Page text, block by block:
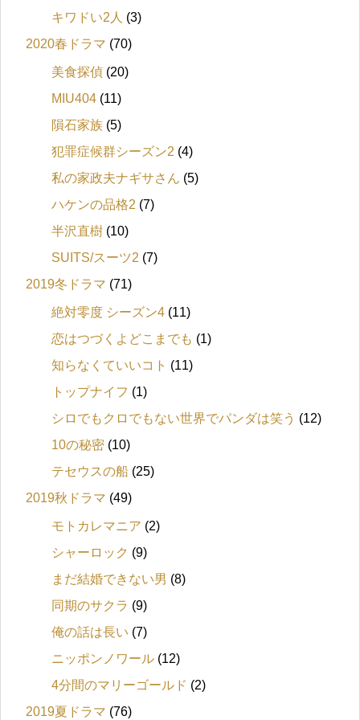
キワドい2人 (3)
2020春ドラマ (70)
美食探偵 (20)
MIU404 (11)
隕石家族 (5)
犯罪症候群シーズン2 (4)
私の家政夫ナギサさん (5)
ハケンの品格2 (7)
半沢直樹 (10)
SUITS/スーツ2 (7)
2019冬ドラマ (71)
絶対零度 シーズン4 (11)
恋はつづくよどこまでも (1)
知らなくていいコト (11)
トップナイフ (1)
シロでもクロでもない世界でパンダは笑う (12)
10の秘密 (10)
テセウスの船 (25)
2019秋ドラマ (49)
モトカレマニア (2)
シャーロック (9)
まだ結婚できない男 (8)
同期のサクラ (9)
俺の話は長い (7)
ニッポンノワール (12)
4分間のマリーゴールド (2)
2019夏ドラマ (76)